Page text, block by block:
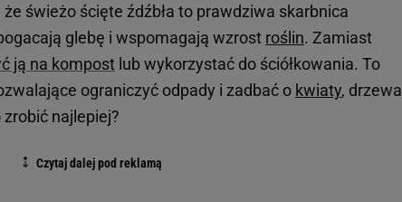
świeżo ścięte źdźbła to prawdziwa skarbnica
glebę i wspomagają wzrost roślin. Zamiast
ją na kompost lub wykorzystać do ściółkowania. To
ograniczyć odpady i zadbać o kwiaty,
najlepiej?